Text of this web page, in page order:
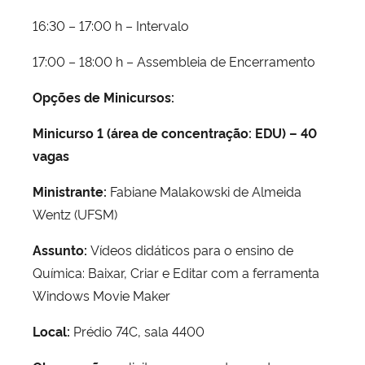
16:30 – 17:00 h – Intervalo
17:00 – 18:00 h – Assembleia de Encerramento
Opções de Minicursos:
Minicurso 1 (área de concentração: EDU) – 40
vagas
Ministrante: Fabiane Malakowski de Almeida
Wentz (UFSM)
Assunto: Vídeos didáticos para o ensino de
Química: Baixar, Criar e Editar com a ferramenta
Windows Movie Maker
Local: Prédio 74C, sala 4400